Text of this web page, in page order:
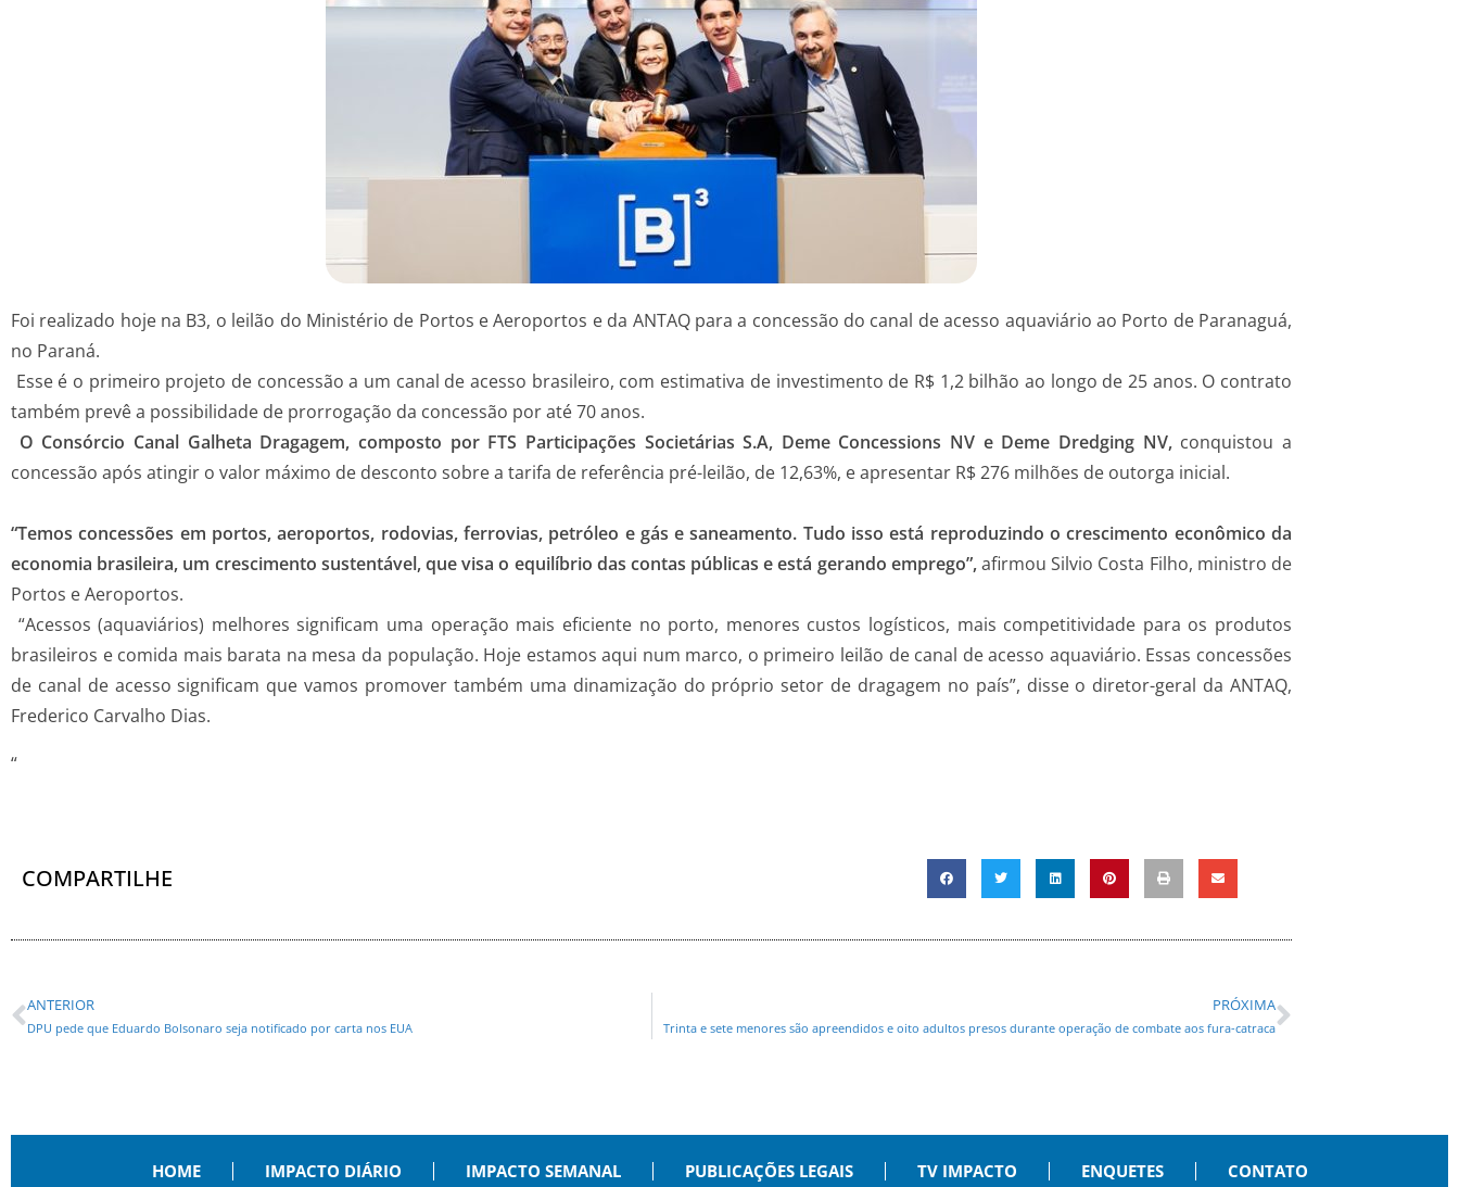
Foi realizado hoje na B3, o leilão do Ministério de Portos e Aeroportos e da ANTAQ para a concessão do canal de acesso aquaviário ao Porto de Paranaguá,
no Paraná.
Esse é o primeiro projeto de concessão a um canal de acesso brasileiro, com estimativa de investimento de R$ 1,2 bilhão ao longo de 25 anos. O contrato
também prevê a possibilidade de prorrogação da concessão por até 70 anos.
O Consórcio Canal Galheta Dragagem, composto por FTS Participações Societárias S.A, Deme Concessions NV e Deme Dredging NV, conquistou a
concessão após atingir o valor máximo de desconto sobre a tarifa de referência pré-leilão, de 12,63%, e apresentar R$ 276 milhões de outorga inicial.
“Temos concessões em portos, aeroportos, rodovias, ferrovias, petróleo e gás e saneamento. Tudo isso está reproduzindo o crescimento econômico da
economia brasileira, um crescimento sustentável, que visa o equilíbrio das contas públicas e está gerando emprego”,afirmou Silvio Costa Filho, ministro de
Portos e Aeroportos.
“Acessos (aquaviários) melhores significam uma operação mais eficiente no porto, menores custos logísticos, mais competitividade para os produtos
brasileiros e comida mais barata na mesa da população. Hoje estamos aqui num marco, o primeiro leilão de canal de acesso aquaviário. Essas concessões
de canal de acesso significam que vamos promover também uma dinamização do próprio setor de dragagem no país”, disse o diretor-geral da ANTAQ,
Frederico Carvalho Dias.
“
COMPARTILHE
ANTERIOR
DPU pede que Eduardo Bolsonaro seja notificado por carta nos EUA
PRÓXIMA
Trinta e sete menores são apreendidos e oito adultos presos durante operação de combate aos fura-catraca
HOME IMPACTO DIÁRIO IMPACTO SEMANAL PUBLICAÇÕES LEGAIS TV IMPACTO ENQUETES CONTATO